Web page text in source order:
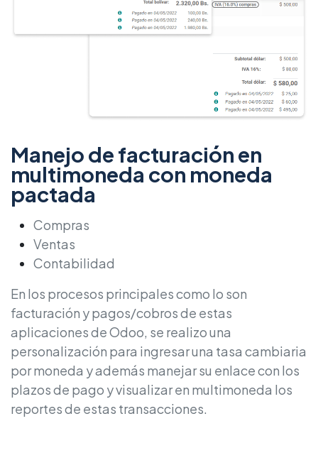
Manejo de facturación en
multimoneda con moneda
pactada
Compras
Ventas
Contabilidad
En los procesos principales como lo son
facturación y pagos/cobros de estas
aplicaciones de Odoo, se realizo una
personalización para ingresar una tasa cambiaria
por moneda y además manejar su enlace con los
plazos de pago y visualizar en multimoneda los
reportes de estas transacciones.